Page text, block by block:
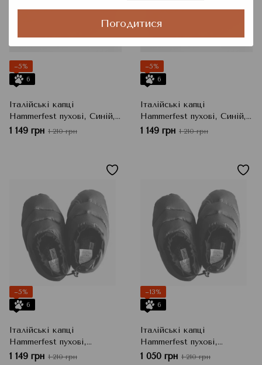
Погодитися
−5%
6
Італійські капці
Hammerfest пухові, Синій,
36/37
1 149 грн 1 210 грн
−5%
6
Італійські капці
Hammerfest пухові, Синій,
38/39
1 149 грн 1 210 грн
−5%
6
Італійські капці
Hammerfest пухові,
Фіолетовий, 36/37
1 149 грн 1 210 грн
−13%
6
Італійські капці
Hammerfest пухові,
Фіолетовий, 38/39
1 050 грн 1 210 грн